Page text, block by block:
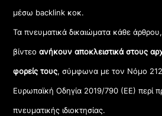
μέσω backlink κοκ.
Τα πνευματικά δικαιώματα κάθε
βίντεοανήκουν αποκλειστικά στους
φορείς τους, σύμφωνα με τον Νόμο
Ευρωπαϊκή Οδηγία 2019/790 (ΕΕ) περί
πνευματικής ιδιοκτησίας.